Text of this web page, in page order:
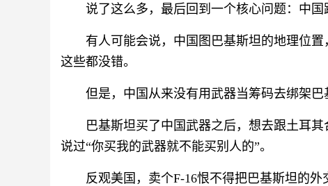
说了这么多，最后回到一个核心问题：中国
有人可能会说，中国图巴基斯坦的地理位
这些都没错。
但是，中国从来没有用武器当筹码去绑架巴
巴基斯坦买了中国武器之后，想去跟土耳
说过“你买我的武器就不能买别人的”。
反观美国，卖个F-16恨不得把巴基斯坦的外